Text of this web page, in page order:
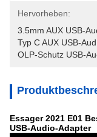
Hervorheben:
3.5mm AUX USB-
Typ C AUX USB-
OLP-Schutz USB-
Essager 2021 E01
USB-Audio-Adapter